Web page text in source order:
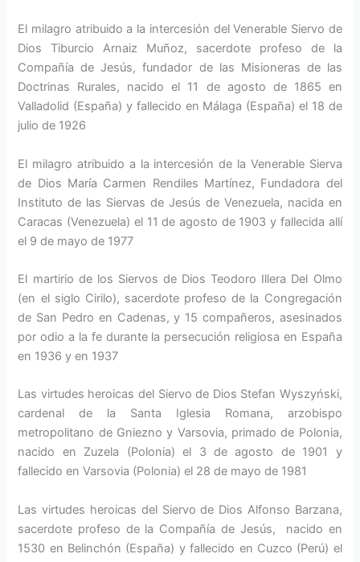
El milagro atribuido a la intercesión del Venerable Siervo de
Dios Tiburcio Arnaiz Muñoz, sacerdote profeso de la
Compañía de Jesús, fundador de las Misioneras de las
Doctrinas Rurales, nacido el 11 de agosto de 1865 en
Valladolid (España) y fallecido en Málaga (España) el 18 de
julio de 1926
El milagro atribuido a la intercesión de la Venerable Sierva
de Dios María Carmen Rendiles Martínez, Fundadora del
Instituto de las Siervas de Jesús de Venezuela, nacida en
Caracas (Venezuela) el 11 de agosto de 1903 y fallecida allí
el 9 de mayo de 1977
El martirio de los Siervos de Dios Teodoro Illera Del Olmo
(en el siglo Cirilo), sacerdote profeso de la Congregación
de San Pedro en Cadenas, y 15 compañeros, asesinados
por odio a la fe durante la persecución religiosa en España
en 1936 y en 1937
Las virtudes heroicas del Siervo de Dios Stefan Wyszyński,
cardenal de la Santa Iglesia Romana, arzobispo
metropolitano de Gniezno y Varsovia, primado de Polonia,
nacido en Zuzela (Polonia) el 3 de agosto de 1901 y
fallecido en Varsovia (Polonia) el 28 de mayo de 1981
Las virtudes heroicas del Siervo de Dios Alfonso Barzana,
sacerdote profeso de la Compañía de Jesús, nacido en
1530 en Belinchón (España) y fallecido en Cuzco (Perú) el